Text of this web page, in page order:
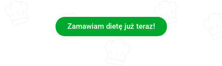
Zamawiam dietę już teraz!